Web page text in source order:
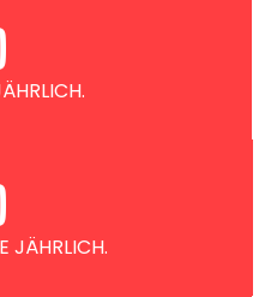
JÄHRLICH.